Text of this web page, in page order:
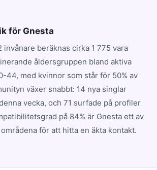
för Gnesta
invånare beräknas cirka 1 775 vara
åldersgruppen bland aktiva
44, med kvinnor som står för 50% av
växer snabbt: 14 nya singlar
vecka, och 71 surfade på profiler
på 84% är Gnesta ett av
för att hitta en äkta kontakt.